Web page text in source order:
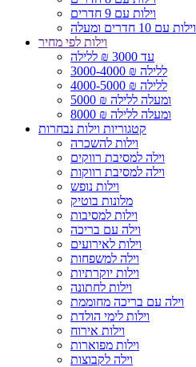
וילות עם 9 חדרים
וילות עם 10 חדרים ומעלה
וילות לפי מחיר
עד 3000 ₪ ללילה
3000-4000 ₪ ללילה
4000-5000 ₪ ללילה
5000 ₪ ומעלה ללילה
8000 ₪ ומעלה ללילה
קטגוריות וילות נבחרות
וילות להשכרה
וילה למסיבת רווקים
וילה למסיבת רווקות
וילות נופש
מלונות בוטיק
וילות למסיבות
וילה עם בריכה
וילות לאירועים
וילה למשפחות
וילות יוקרתיות
וילות לחתונה
וילה עם בריכה מחוממת
וילות לימי הולדת
וילות אירוח
וילות מפוארות
וילה לקבוצות